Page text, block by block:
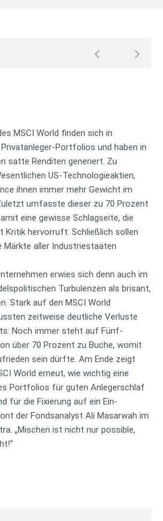
MSCI World finden sich in
Portfolios und haben in
satte Renditen generiert. Zu
US-Technologieaktien,
ihnen immer mehr Gewicht im
umfasste dieser zu 70 Prozent
eine gewisse Schlagseite, die
Kritik hervorruft. Schließlich sollen
Märkte aller Industriestaaten
erwies sich denn auch im
Turbulenzen als brisant,
Stark auf den MSCI World
zeitweise deutliche Verluste
Noch immer steht auf Fünf-
über 70 Prozent zu Buche, womit
sein dürfte. Am Ende zeigt
World erneut, wie wichtig eine
Portfolios für guten Anlegerschlaf
für die Fixierung auf ein Ein-
der Fondsanalyst Ali Masarwah im
„Mischen ist nicht nur possible,